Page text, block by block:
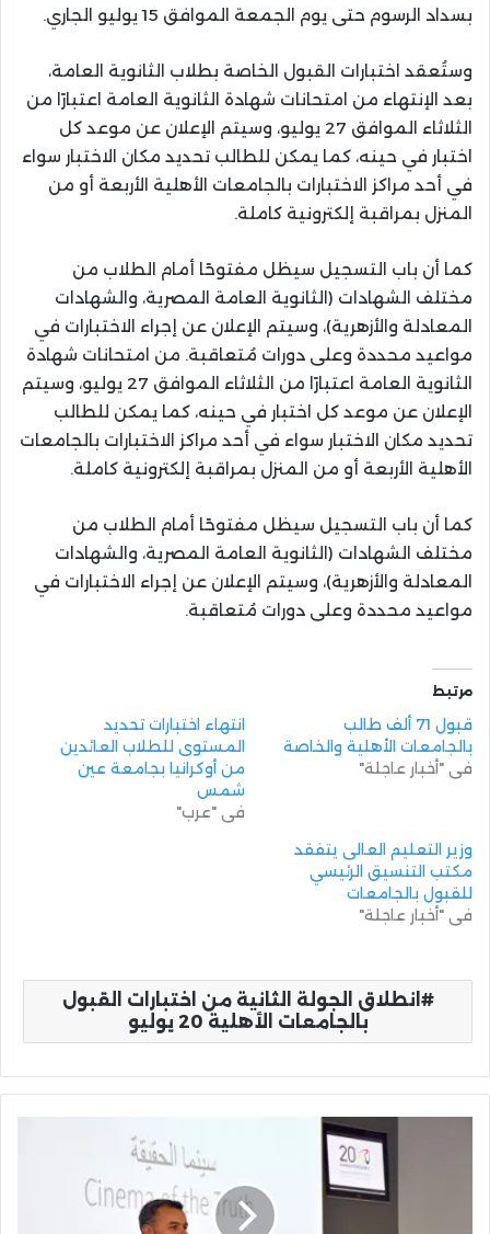
بسداد الرسوم حتى يوم الجمعة الموافق 15 يوليو الجاري.
وستُعقد اختبارات القبول الخاصة بطلاب الثانوية العامة،
بعد الإنتهاء من امتحانات شهادة الثانوية العامة اعتبارًا من
الثلاثاء الموافق 27 يوليو، وسيتم الإعلان عن موعد كل
اختبار في حينه، كما يمكن للطالب تحديد مكان الاختبار سواء
في أحد مراكز الاختبارات بالجامعات الأهلية الأربعة أو من
المنزل بمراقبة إلكترونية كاملة.
كما أن باب التسجيل سيظل مفتوحًا أمام الطلاب من
مختلف الشهادات (الثانوية العامة المصرية، والشهادات
المعادلة والأزهرية)، وسيتم الإعلان عن إجراء الاختبارات في
مواعيد محددة وعلى دورات مُتعاقبة. من امتحانات شهادة
الثانوية العامة اعتبارًا من الثلاثاء الموافق 27 يوليو، وسيتم
الإعلان عن موعد كل اختبار في حينه، كما يمكن للطالب
تحديد مكان الاختبار سواء في أحد مراكز الاختبارات بالجامعات
الأهلية الأربعة أو من المنزل بمراقبة إلكترونية كاملة.
كما أن باب التسجيل سيظل مفتوحًا أمام الطلاب من
مختلف الشهادات (الثانوية العامة المصرية، والشهادات
المعادلة والأزهرية)، وسيتم الإعلان عن إجراء الاختبارات في
مواعيد محددة وعلى دورات مُتعاقبة.
مرتبط
قبول 71 ألف طالب
بالجامعات الأهلية والخاصة
في "أخبار عاجلة"
انتهاء اختبارات تحديد
المستوى للطلاب العائدين
من أوكرانيا بجامعة عين
شمس
في "عرب"
وزير التعليم العالى يتفقد
مكتب التنسيق الرئيسي
للقبول بالجامعات
في "أخبار عاجلة"
انطلاق الجولة الثانية من اختبارات القبول
بالجامعات الأهلية 20 يوليو